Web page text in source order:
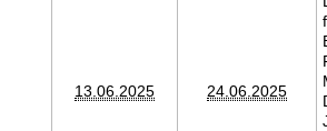
13.06.2025 24.06.2025